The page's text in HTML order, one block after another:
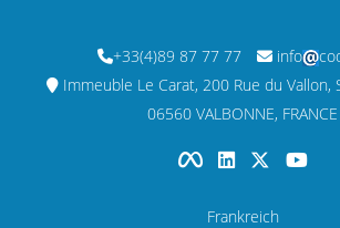
+33(4)89 87 77 77 info
Immeuble Le Carat, 200 Rue du Vallon,
06560 VALBONNE, FRANCE
Frankreich